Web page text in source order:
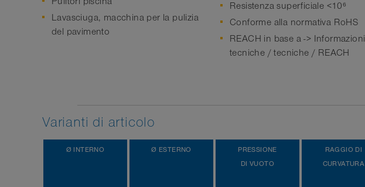
Lavasciuga, macchina per la pulizia
del pavimento
Resistenza superficiale <10⁶
Conforme alla normativa RoHS
REACH in base a -> Informazioni
tecniche / tecniche / REACH
Varianti di articolo
Ø INTERNO Ø ESTERNO
PRESSIONE
DI VUOTO
RAGGIO DI
CURVATURA